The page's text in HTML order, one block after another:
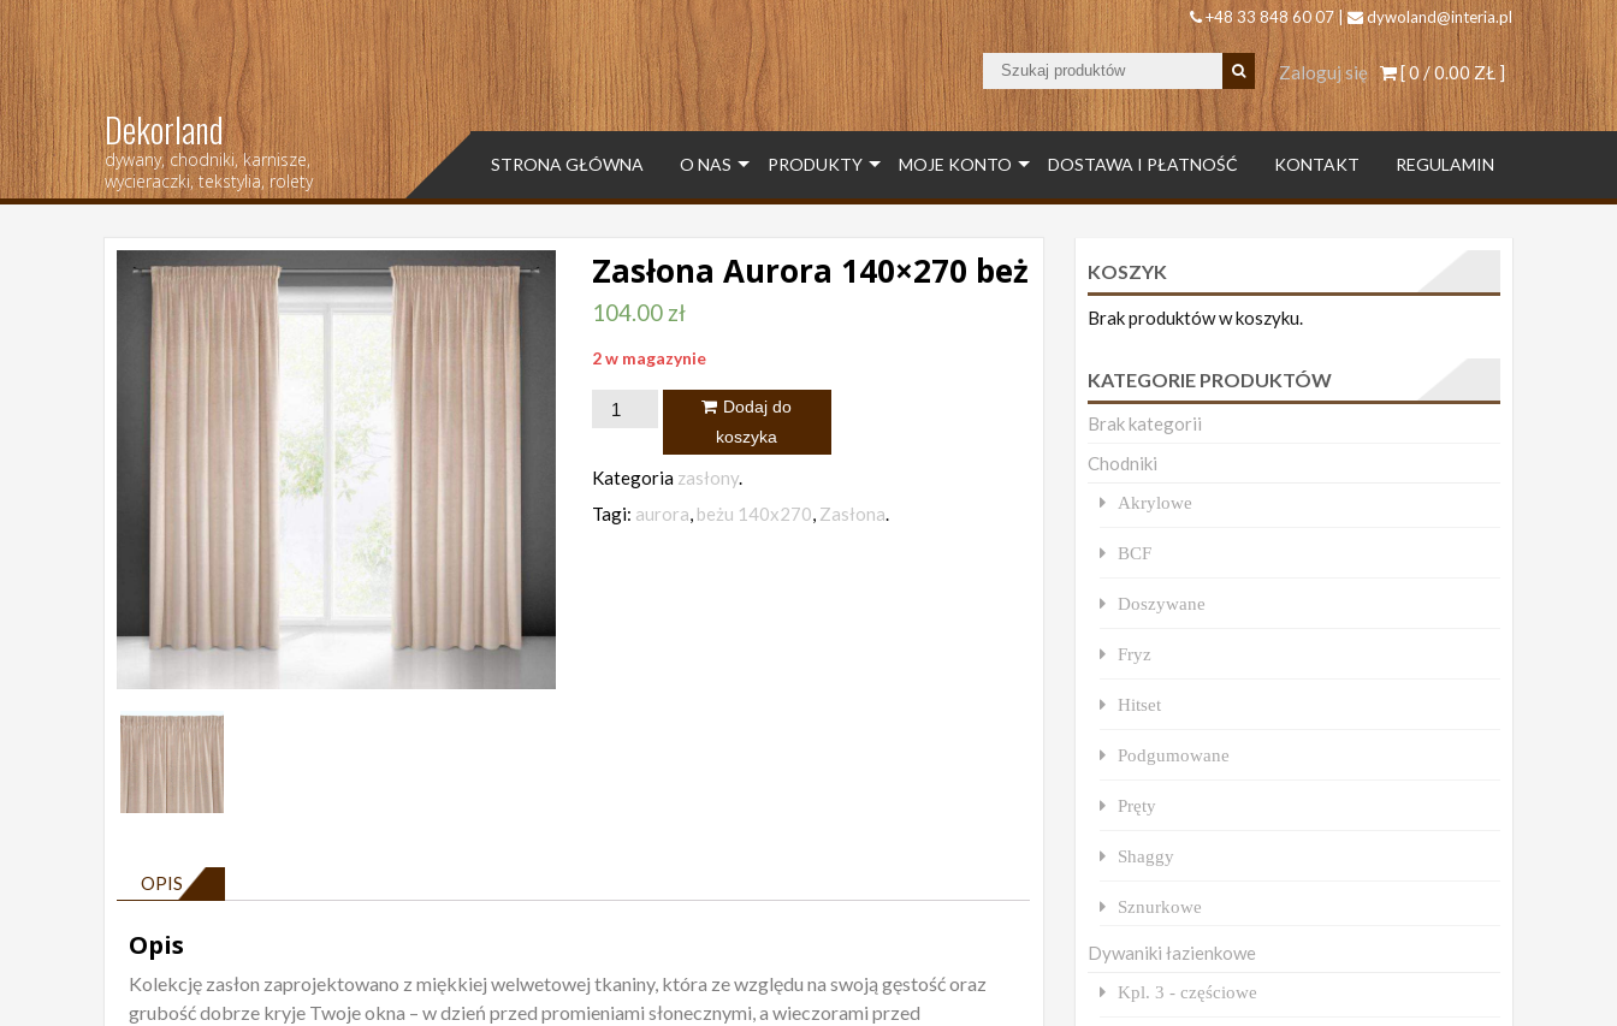
+48 33 848 60 07 | dywoland@interia.pl
[ 0 /0.00 ZŁ]
Zaloguj się
Dekorland
dywany, chodniki, karnisze,
wycieraczki, tekstylia, rolety
STRONA GŁÓWNA O NAS PRODUKTY MOJE KONTO DOSTAWA I PŁATNOŚĆ KONTAKT REGULAMIN
Zasłona Aurora 140×270 beż
104.00 zł
2 w magazynie
ilość
Aurora
Dodaj do
koszyka
Kategoria zasłony.
Tagi: aurora, beżu 140x270, Zasłona.
OPIS
Opis
Kolekcję zasłon zaprojektowano z miękkiej welwetowej tkaniny, która ze względu na swoją gęstość oraz
grubość dobrze kryje Twoje okna – w dzień przed promieniami słonecznymi, a wieczorami przed
KOSZYK
Brak produktów w koszyku.
KATEGORIE PRODUKTÓW
Brak kategorii
Chodniki
Akrylowe
BCF
Doszywane
Fryz
Hitset
Podgumowane
Pręty
Shaggy
Sznurkowe
Dywaniki łazienkowe
Kpl. 3 - częściowe